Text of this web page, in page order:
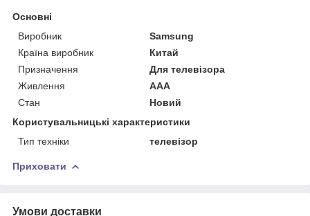
Основні
Виробник
Samsung
Країна виробник
Китай
Призначення
Для телевізора
Живлення
AAA
Стан
Новий
Користувальницькі характеристики
Тип техніки
телевізор
Приховати
Умови доставки